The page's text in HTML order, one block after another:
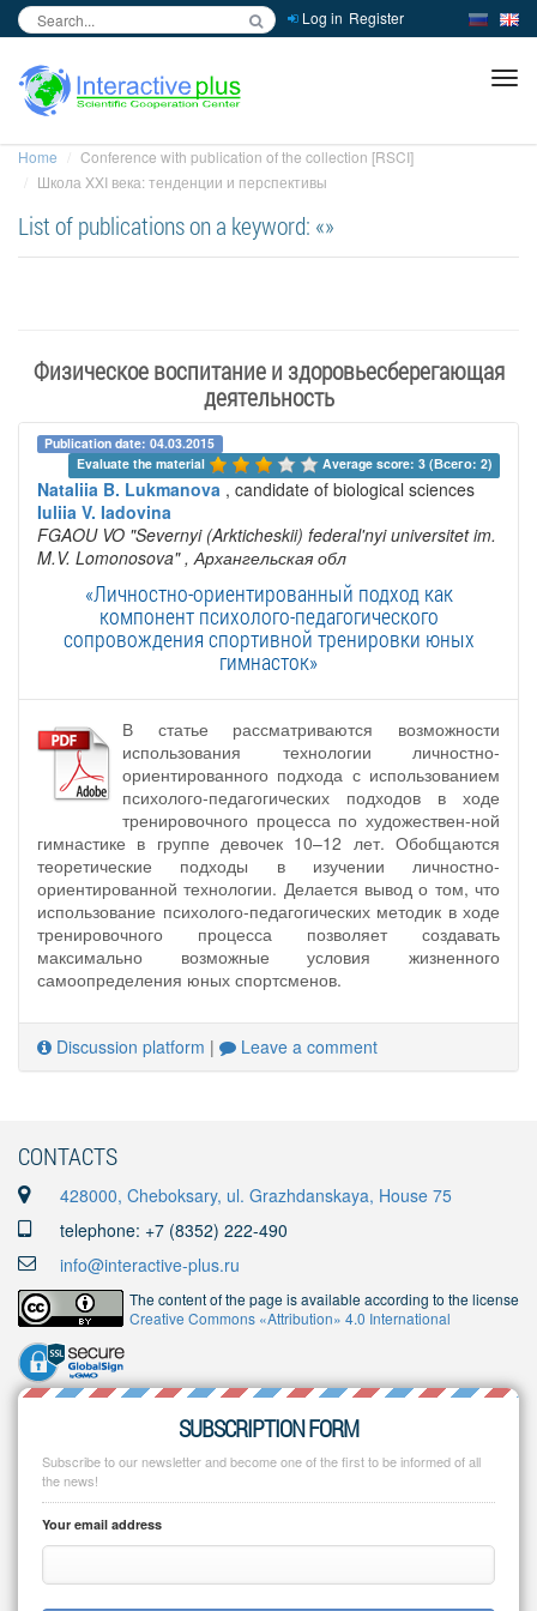
Log in Register
Home
Conference with publication of the collection [RSCI]
Школа XXI века: тенденции и перспективы
List of publications on a keyword: «»
Физическое воспитание и здоровьесберегающая
деятельность
Publication date: 04.03.2015
Evaluate the material
Average score: 3 (Всего: 2)
Nataliia B. Lukmanova , candidate of biological sciences
Iuliia V. Iadovina
FGAOU VO "Severnyi (Arkticheskii) federal'nyi universitet im.
M.V. Lomonosova" , Архангельская обл
«Личностно-ориентированный подход как
компонент психолого-педагогического
сопровождения спортивной тренировки юных
гимнасток»
В статье рассматриваются возможности
использования технологии личностно‐
ориентированного подхода с использованием
психолого‐педагогических подходов в ходе
тренировочного процесса по художествен-ной
гимнастике в группе девочек 10–12 лет. Обобщаются
теоретические подходы в изучении личностно‐
ориентированной технологии. Делается вывод о том, что
использование психолого‐педагогических методик в ходе
тренировочного процесса позволяет создавать
максимально возможные условия жизненного
самоопределения юных спортсменов.
Discussion platform | Leave a comment
CONTACTS
428000, Cheboksary, ul. Grazhdanskaya, House 75
telephone: +7 (8352) 222-490
info@interactive-plus.ru
The content of the page is available according to the license
Creative Commons «Attribution» 4.0 International
SUBSCRIPTION FORM
Subscribe to our newsletter and become one of the first to be informed of all
the news!
Your email address